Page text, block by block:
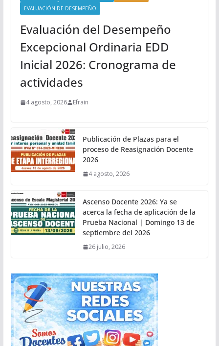
EVALUACIÓN DE DESEMPEÑO
Evaluación del Desempeño
Excepcional Ordinaria EDD
Inicial 2026: Cronograma de
actividades
4 agosto, 2026 Efrain
Publicación de Plazas para el
proceso de Reasignación Docente
2026
4 agosto, 2026
Ascenso Docente 2026: Ya se
acerca la fecha de aplicación de la
Prueba Nacional | Domingo 13 de
septiembre del 2026
26 julio, 2026